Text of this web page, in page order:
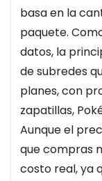
basa en la
paquete.
datos, la
de subredes
planes, con
zapatillas,
Aunque el
que compras
costo real, ya